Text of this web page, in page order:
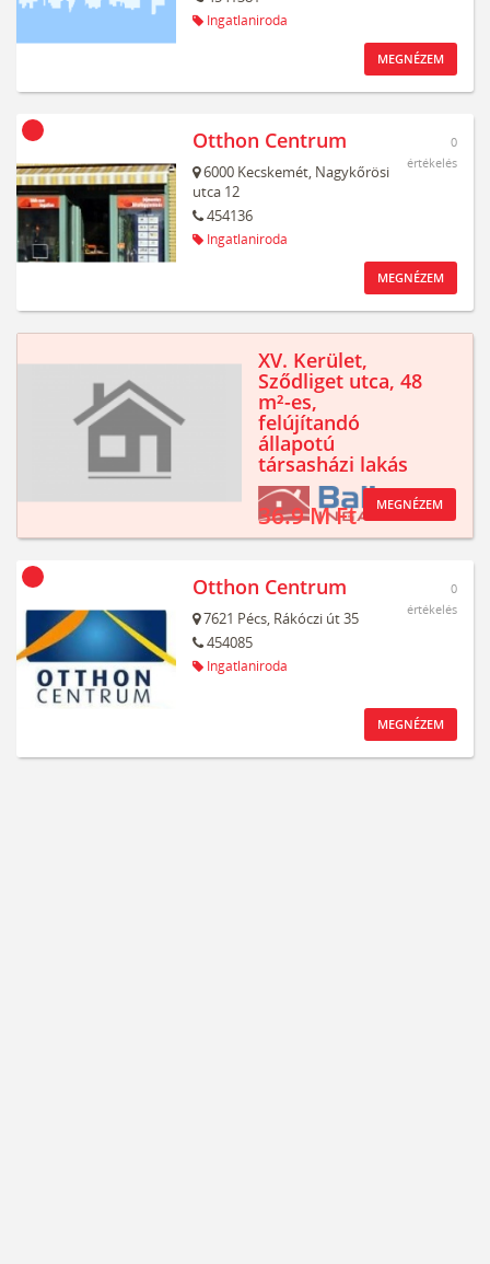
Ingatlaniroda
MEGNÉZEM
Otthon Centrum
6000 Kecskemét, Nagykőrösi
utca 12
454136
Ingatlaniroda
0
értékelés
MEGNÉZEM
XV. Kerület,
Sződliget utca, 48
m²-es,
felújítandó
állapotú
társasházi lakás
36.9 M Ft MEGNÉZEM
Otthon Centrum
7621 Pécs, Rákóczi út 35
454085
Ingatlaniroda
0
értékelés
MEGNÉZEM